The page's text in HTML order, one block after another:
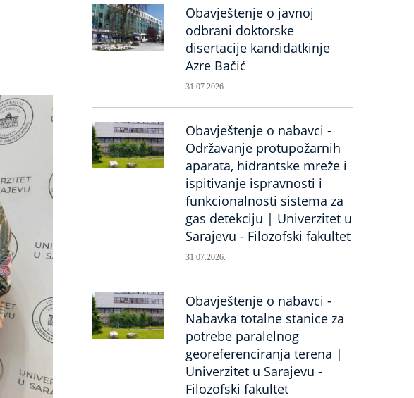
Obavještenje o javnoj
odbrani doktorske
disertacije kandidatkinje
Azre Bačić
31.07.2026.
Obavještenje o nabavci -
Održavanje protupožarnih
aparata, hidrantske mreže i
ispitivanje ispravnosti i
funkcionalnosti sistema za
gas detekciju | Univerzitet u
Sarajevu - Filozofski fakultet
31.07.2026.
Obavještenje o nabavci -
Nabavka totalne stanice za
potrebe paralelnog
georeferenciranja terena |
Univerzitet u Sarajevu -
Filozofski fakultet